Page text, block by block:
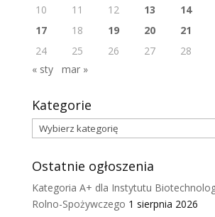
10
11 12 13 14
17
18 19 20 21
24
25 26 27
28
« sty
mar »
Kategorie
Kategorie
Ostatnie ogłoszenia
Kategoria A+ dla Instytutu
Rolno-Spożywczego 1 sierpnia 2026